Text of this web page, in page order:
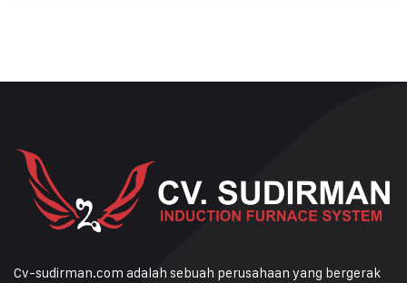
Cv-sudirman.com adalah sebuah perusahaan yang bergerak